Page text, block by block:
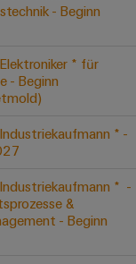
- Beginn
* für
- Beginn
* -
* ​ -
&
- Beginn